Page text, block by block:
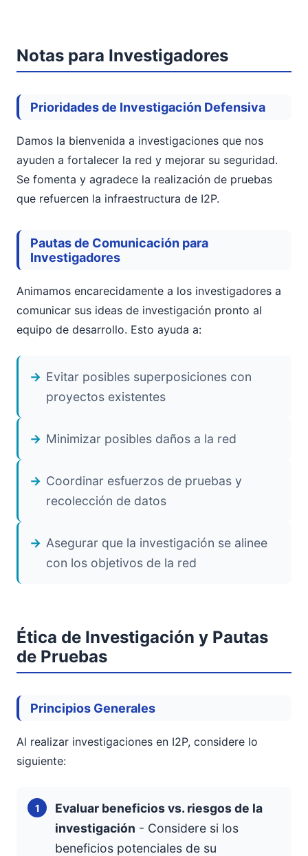
Notas para Investigadores
Prioridades de Investigación Defensiva
Damos la bienvenida a investigaciones que nos
ayuden a fortalecer la red y mejorar su seguridad.
Se fomenta y agradece la realización de pruebas
que refuercen la infraestructura de I2P.
Pautas de Comunicación para
Investigadores
Animamos encarecidamente a los investigadores a
comunicar sus ideas de investigación pronto al
equipo de desarrollo. Esto ayuda a:
Evitar posibles superposiciones con
proyectos existentes
Minimizar posibles daños a la red
Coordinar esfuerzos de pruebas y
recolección de datos
Asegurar que la investigación se alinee
con los objetivos de la red
Ética de Investigación y Pautas
de Pruebas
Principios Generales
Al realizar investigaciones en I2P, considere lo
siguiente:
Evaluar beneficios vs. riesgos de la
investigación - Considere si los
beneficios potenciales de su